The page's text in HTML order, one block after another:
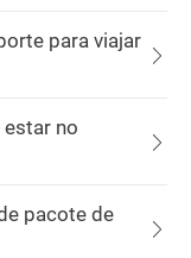
para viajar
no
pacote de